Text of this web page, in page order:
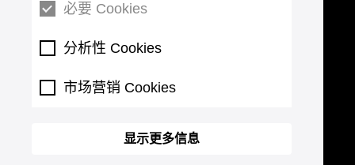
必要 Cookies
分析性 Cookies
市场营销 Cookies
显示更多信息